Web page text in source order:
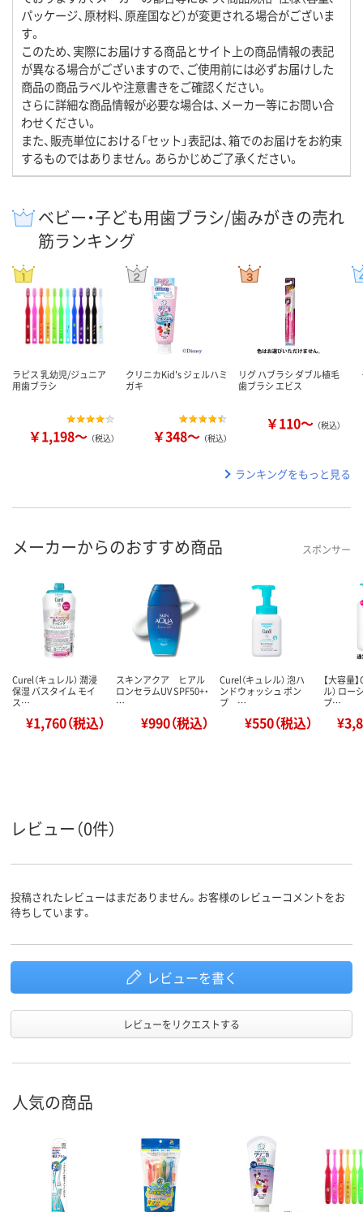
パッケージ、原材料、原産国など）が変更される場合がございま
す。
このため、実際にお届けする商品とサイト上の商品情報の表記
が異なる場合がございますので、ご使用前には必ずお届けした
商品の商品ラベルや注意書きをご確認ください。
さらに詳細な商品情報が必要な場合は、メーカー等にお問い合
わせください。
また、販売単位における「セット」表記は、箱でのお届けをお約束
するものではありません。あらかじめご了承ください。
ベビー・子ども用歯ブラシ/歯みがきの売れ
筋ランキング
ラピス 乳幼児/ジュニア
用歯ブラシ
￥1,198～ （税込）
クリニカKid's ジェルハミ
ガキ
￥348～ （税込）
リグ ハブラシ ダブル植毛
歯ブラシ エビス
￥110～ （税込）
ランキングをもっと見る
メーカーからのおすすめ商品 スポンサー
Curel（キュレル） 潤浸
保湿 バスタイム モイ
ス…
¥1,760（税込）
スキンアクア ヒアル
ロンセラムUV SPF50+・
…
¥990（税込）
Curel（キュレル） 泡ハ
ンドウォッシュ ポン
プ …
¥550（税込）
【大容量
ル） ロー
プ…
レビュー（0件）
投稿されたレビューはまだありません。お客様のレビューコメントをお
待ちしています。
レビューを書く
レビューをリクエストする
人気の商品